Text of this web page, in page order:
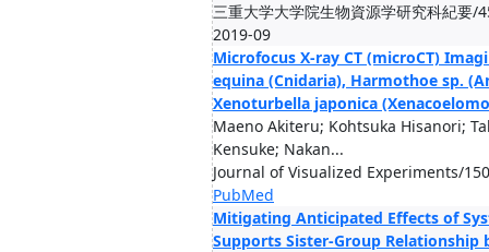
三重大学大学院生物資源学研究科紀要/
2019-09
Microfocus X-ray CT (microCT)
equina (Cnidaria), Harmothoe sp.
Xenoturbella japonica
Maeno Akiteru; Kohtsuka Hisanori;
Kensuke; Nakan...
Journal of Visualized Experiments/
PubMed
Mitigating Anticipated Effects of
Supports Sister-Group Relationship